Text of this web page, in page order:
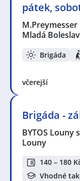
pátek,
Mladá Boleslav
Brigáda
včerejší
Brigáda -
BYTOS Louny
Louny
140 – 180
Vhodné